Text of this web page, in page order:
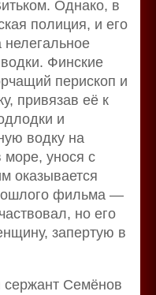
Однако, в
полиция, и его
нелегальное
Финские
перископ и
привязав её к
и
водку на
море, унося с
оказывается
фильма —
но его
запертую в
сержант Семёнов